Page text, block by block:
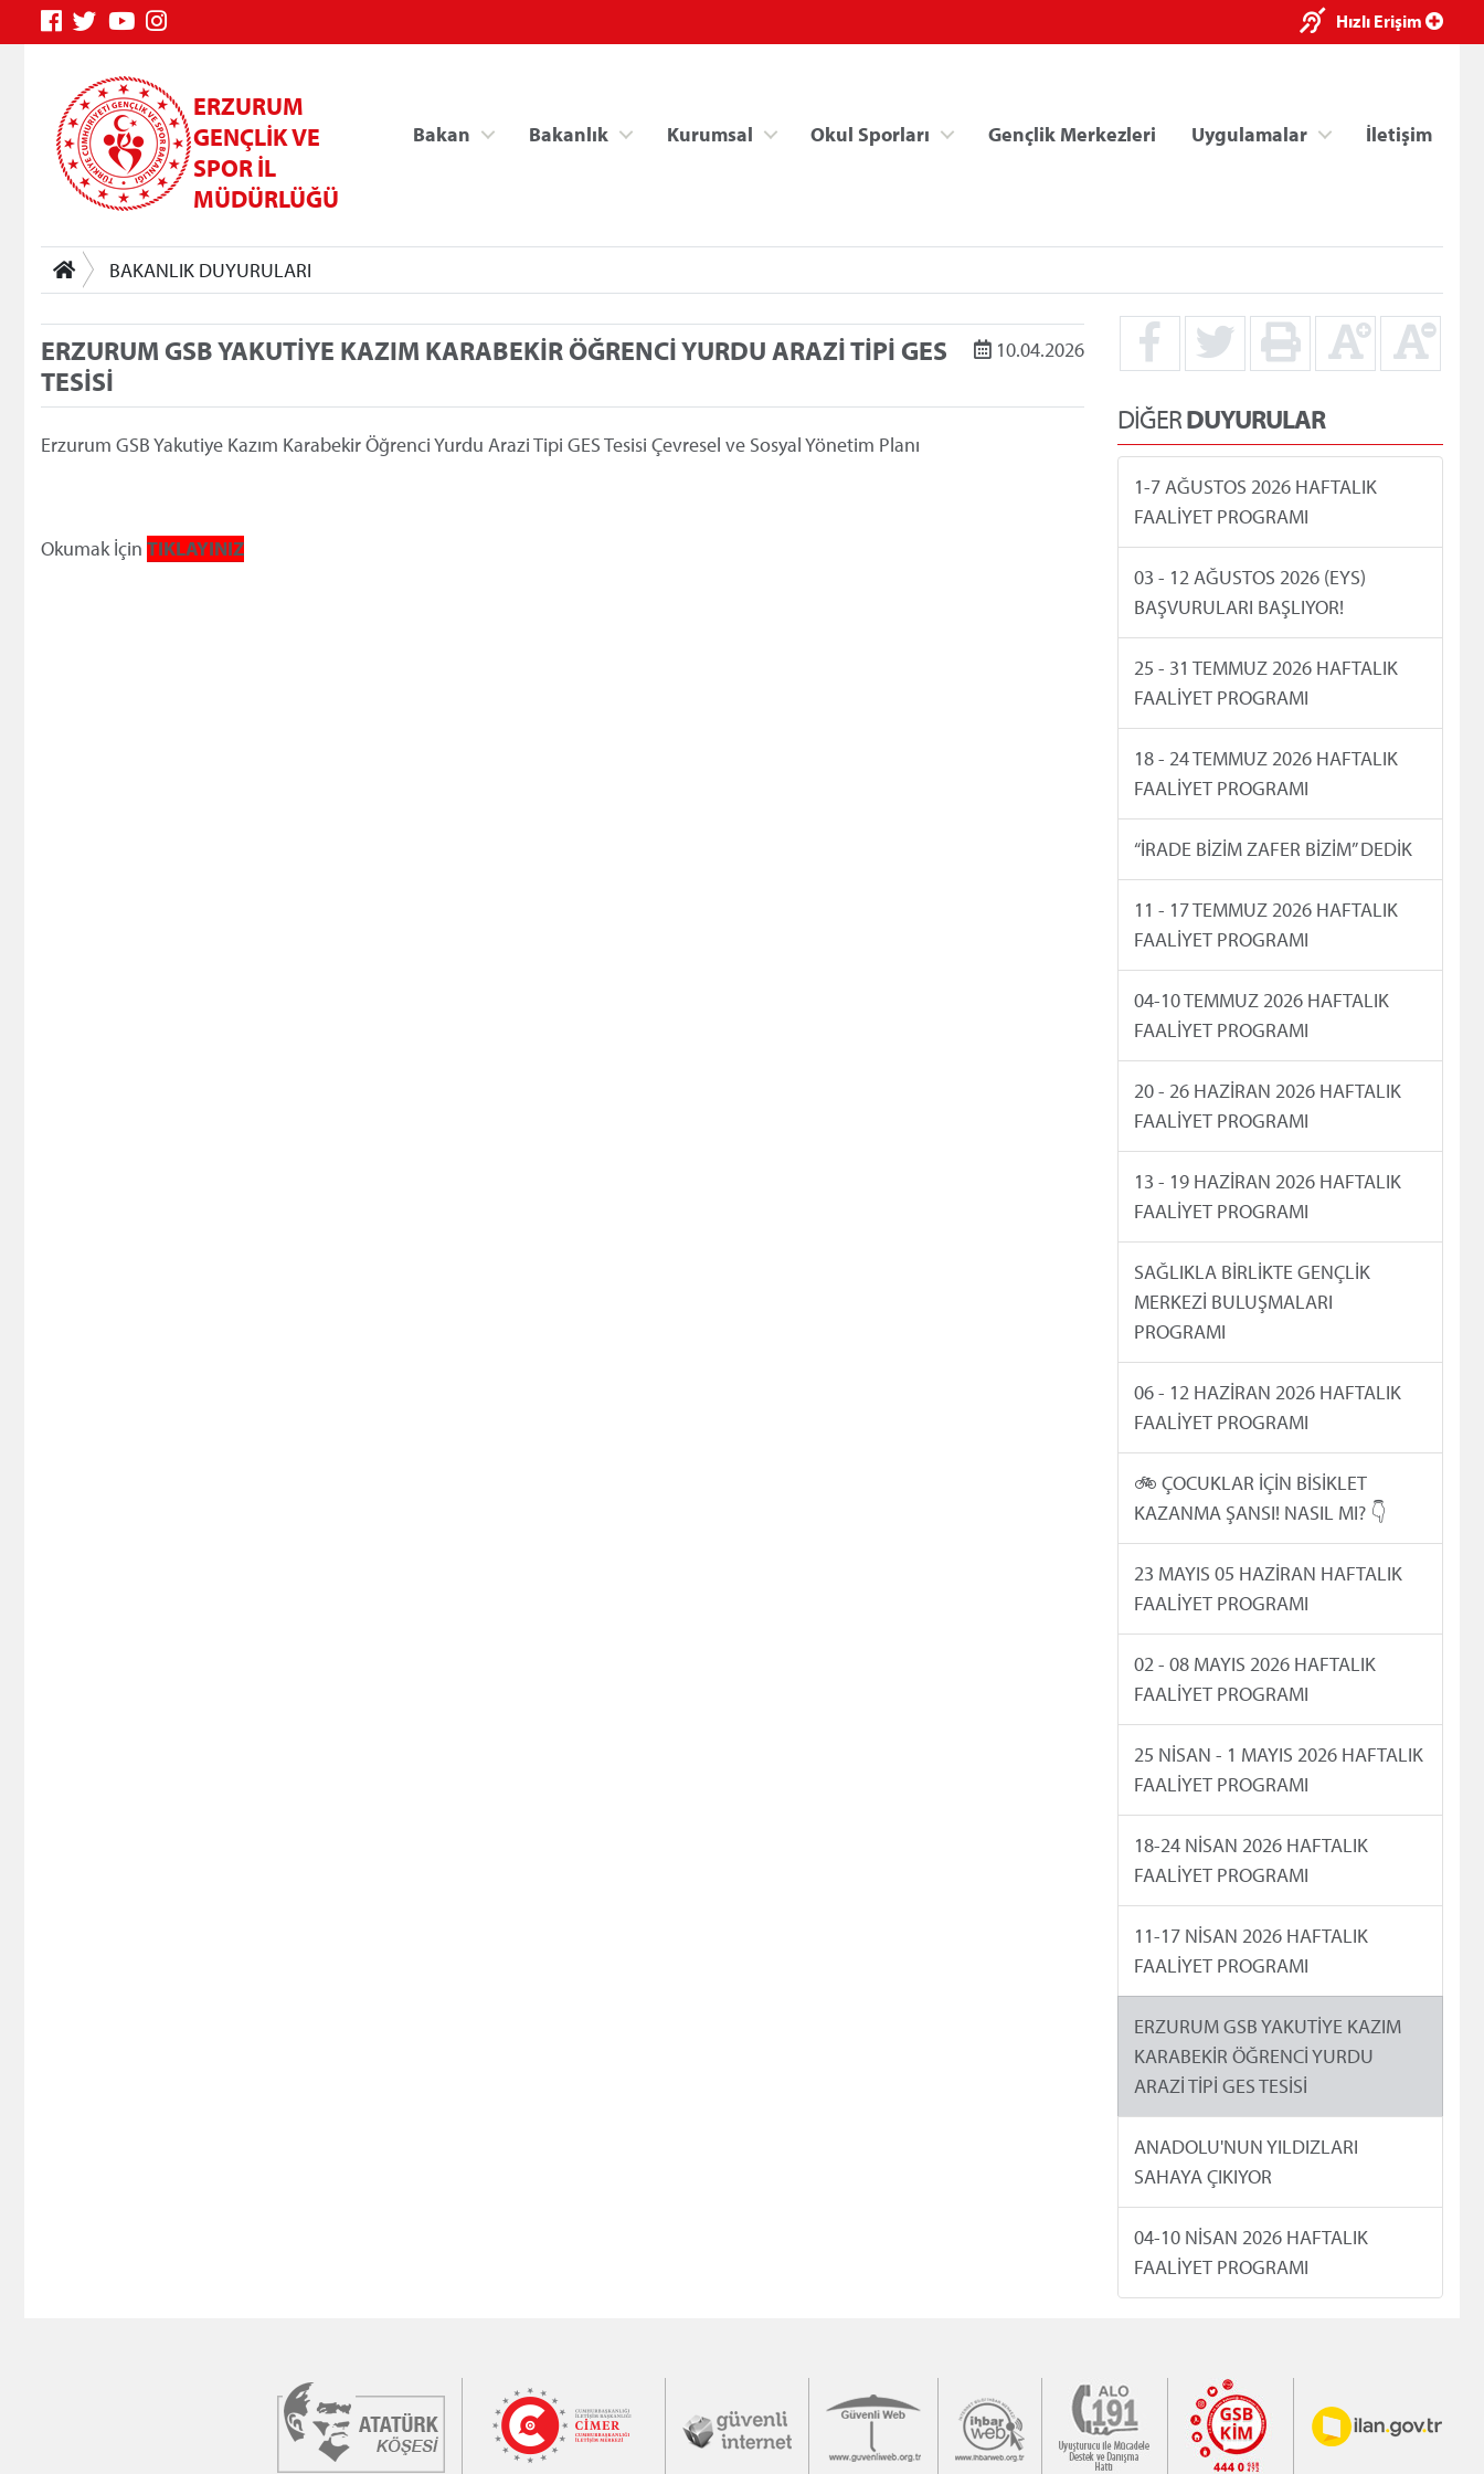
Hızlı Erişim
ERZURUM
GENÇLİK VE
SPOR İL
MÜDÜRLÜĞÜ
Bakan Bakanlık Kurumsal Okul Sporları Gençlik Merkezleri Uygulamalar İletişim
BAKANLIK DUYURULARI
ERZURUM GSB YAKUTİYE KAZIM KARABEKİR ÖĞRENCİ YURDU ARAZİ TİPİ GES
TESİSİ
10.04.2026
Erzurum GSB Yakutiye Kazım Karabekir Öğrenci Yurdu Arazi Tipi GES Tesisi Çevresel ve Sosyal Yönetim Planı
Okumak İçin TIKLAYINIZ
DİĞERDUYURULAR
1-7 AĞUSTOS 2026 HAFTALIK
FAALİYET PROGRAMI
03 - 12 AĞUSTOS 2026 (EYS)
BAŞVURULARI BAŞLIYOR!
25 - 31 TEMMUZ 2026 HAFTALIK
FAALİYET PROGRAMI
18 - 24 TEMMUZ 2026 HAFTALIK
FAALİYET PROGRAMI
“İRADE BİZİM ZAFER BİZİM” DEDİK
11 - 17 TEMMUZ 2026 HAFTALIK
FAALİYET PROGRAMI
04-10 TEMMUZ 2026 HAFTALIK
FAALİYET PROGRAMI
20 - 26 HAZİRAN 2026 HAFTALIK
FAALİYET PROGRAMI
13 - 19 HAZİRAN 2026 HAFTALIK
FAALİYET PROGRAMI
SAĞLIKLA BİRLİKTE GENÇLİK
MERKEZİ BULUŞMALARI
PROGRAMI
06 - 12 HAZİRAN 2026 HAFTALIK
FAALİYET PROGRAMI
🚲 ÇOCUKLAR İÇİN BİSİKLET
KAZANMA ŞANSI! NASIL MI? 👇
23 MAYIS 05 HAZİRAN HAFTALIK
FAALİYET PROGRAMI
02 - 08 MAYIS 2026 HAFTALIK
FAALİYET PROGRAMI
25 NİSAN - 1 MAYIS 2026 HAFTALIK
FAALİYET PROGRAMI
18-24 NİSAN 2026 HAFTALIK
FAALİYET PROGRAMI
11-17 NİSAN 2026 HAFTALIK
FAALİYET PROGRAMI
ERZURUM GSB YAKUTİYE KAZIM
KARABEKİR ÖĞRENCİ YURDU
ARAZİ TİPİ GES TESİSİ
ANADOLU'NUN YILDIZLARI
SAHAYA ÇIKIYOR
04-10 NİSAN 2026 HAFTALIK
FAALİYET PROGRAMI
×